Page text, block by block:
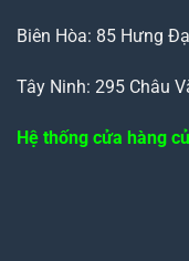
Biên Hòa: 85 Hưng
Tây Ninh: 295 Châu
Hệ thống cửa hàng